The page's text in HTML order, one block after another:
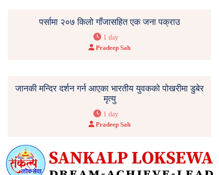
पर्सामा २०७ किलो गाँजासहित एक जना पक्राउ
1 day
Pradeep Sah
जानकी मन्दिर दर्शन गर्न आएका भारतीय युवकको पोखरीमा डुबेर
मृत्यु
1 day
Pradeep Sah